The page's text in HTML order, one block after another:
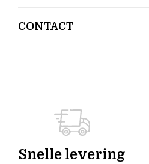
CONTACT
Snelle levering